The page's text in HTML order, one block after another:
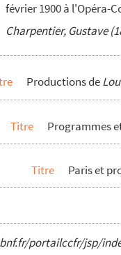
février 1900 à l'Opéra-
Charpentier, Gustave
Productions de
Titre Programmes
Titre Paris et
portailccfr/jsp/